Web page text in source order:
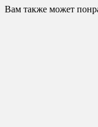
Вам также может